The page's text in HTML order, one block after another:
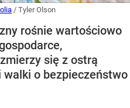
/ Tyler Olson
rośnie wartościowo
się z ostrą
o bezpieczeństwo